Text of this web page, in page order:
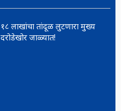
१८ लाखांचा तांदूळ लुटणारा मुख्य
दरोडेखोर जाळ्यात!